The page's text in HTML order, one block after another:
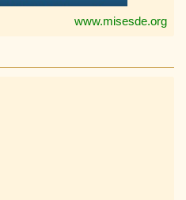
www.misesde.org